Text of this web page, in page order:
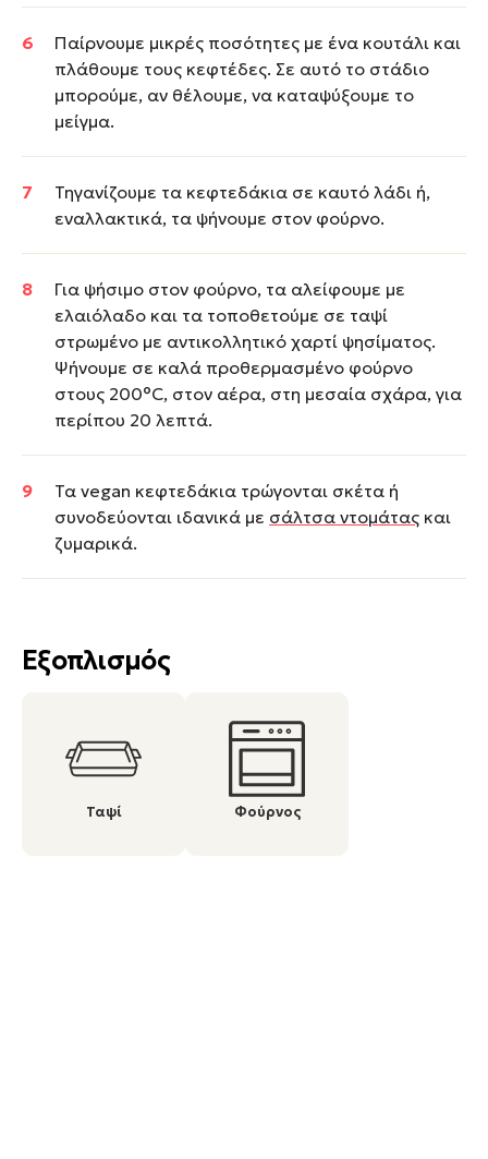
Εξοπλισμός
Ταψί Φούρνος
Παίρνουμε μικρές ποσότητες με ένα κουτάλι και
πλάθουμε τους κεφτέδες. Σε αυτό το στάδιο
μπορούμε, αν θέλουμε, να καταψύξουμε το
μείγμα.
Τηγανίζουμε τα κεφτεδάκια σε καυτό λάδι ή,
εναλλακτικά, τα ψήνουμε στον φούρνο.
Για ψήσιμο στον φούρνο, τα αλείφουμε με
ελαιόλαδο και τα τοποθετούμε σε ταψί
στρωμένο με αντικολλητικό χαρτί ψησίματος.
Ψήνουμε σε καλά προθερμασμένο φούρνο
στους 200°C, στον αέρα, στη μεσαία σχάρα, για
περίπου 20 λεπτά.
Τα vegan κεφτεδάκια τρώγονται σκέτα ή
συνοδεύονται ιδανικά με σάλτσα ντομάτας και
ζυμαρικά.